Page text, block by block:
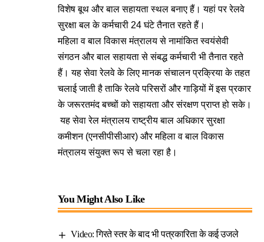
विशेष बूथ और बाल सहायता स्‍थल बनाए हैं। यहां पर रेलवे
सुरक्षा बल के कर्मचारी 24 घंटे तैनात रहते हैं।
महिला व बाल विकास मंत्रालय से नामांकित स्‍वयंसेवी
संगठन और बाल सहायता से संबद्ध कर्मचारी भी तैनात रहते
हैं। यह सेवा रेलवे के लिए मानक संचालन प्रक्रिया के तहत
चलाई जाती है ताकि रेलवे परिसरों और गाड़ियों में इस प्रकार
के जरूरतमंद बच्‍चों को सहायता और संरक्षण प्राप्‍त हो सके।
यह सेवा रेल मंत्रालय राष्‍ट्रीय बाल अधिकार सुरक्षा
कमीशन (एनसीपीसीआर) और महिला व बाल विकास
मंत्रालय संयुक्‍त रूप से चला रहा है।
You Might Also Like
Video: गिरते स्तर के बाद भी पत्रकारिता के कई उजले